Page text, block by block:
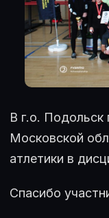
В г.о.
Московской
атлетики в
Спасибо